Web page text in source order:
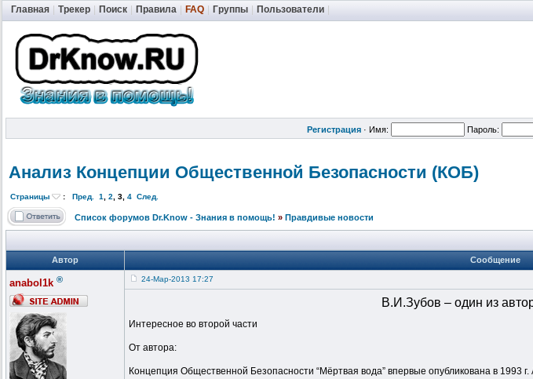
Главная Трекер Поиск Правила FAQ Группы Пользователи
Регистрация · Имя: Пароль:
Анализ Концепции Общественной Безопасности (КОБ)
Страницы : Пред. 1, 2, 3, 4 След.
Список форумов Dr.Know - Знания в помощь! » Правдивые новости
Автор Сообщение
anabol1k ® 24-Мар-2013 17:27
В.И.Зубов – один из
Интересное во второй части
От автора:
Концепция Общественной Безопасности “Мёртвая вода” впервые опубликована в 1993